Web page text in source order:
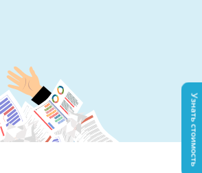
Узнать стоимость